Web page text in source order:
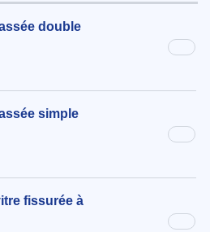
double
simple
fissurée à